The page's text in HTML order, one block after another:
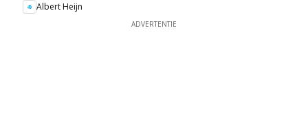
Albert Heijn
ADVERTENTIE